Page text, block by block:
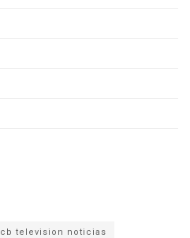
cb television noticias